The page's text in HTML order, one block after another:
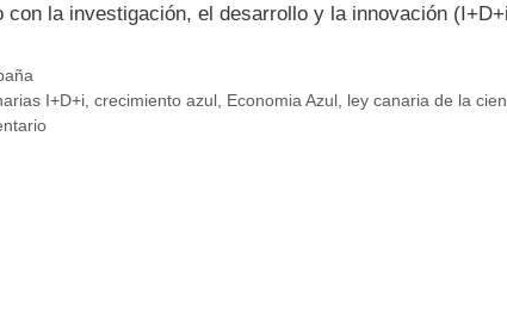
con la investigación, el desarrollo y la innovación
I+D+i, crecimiento azul, Economia Azul, ley canaria de la